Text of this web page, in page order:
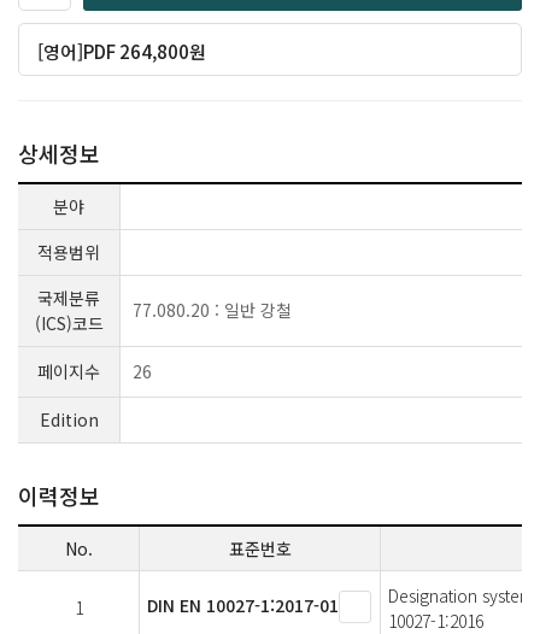
[영어]PDF 264,800원
상세정보
분야
적용범위
국제분류
(ICS)코드
77.080.20 : 일반 강철
페이지수
26
Edition
이력정보
No. 표준번호
1 DIN EN 10027-1:2017-01
Designation
10027-1:2016